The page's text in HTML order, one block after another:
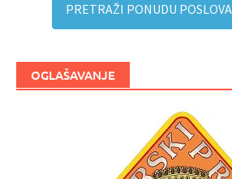
PRETRAŽI PONUDU
OGLAŠAVANJE